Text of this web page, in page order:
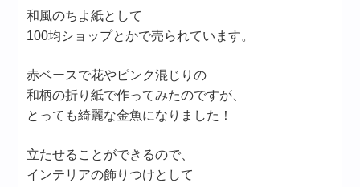
和風のちよ紙として
100均ショップとかで売られています。
赤ベースで花やピンク混じりの
和柄の折り紙で作ってみたのですが、
とっても綺麗な金魚になりました！
立たせることができるので、
インテリアの飾りつけとして